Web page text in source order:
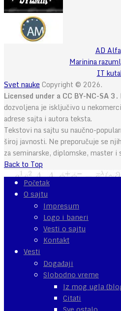
AD Alfa
Marinina
IT
Svet nauke Copyright © 2026.
Licensed under a CC BY-NC-SA 3.
dozvoljena je isključivo u
adrese sajta i autora teksta.
Tekstovi na sajtu su naučno-
široj javnosti. Ne preporučuje se
za seminarske, diplomske, master
Back to Top
Početak
O sajtu
Impresum
Logo i baneri
Vesti o sajtu
Kontakt
Vesti
Događaji
Slobodno vreme
Iz mog ugla
Citati